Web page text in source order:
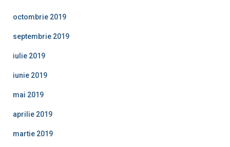
octombrie 2019
septembrie 2019
iulie 2019
iunie 2019
mai 2019
aprilie 2019
martie 2019